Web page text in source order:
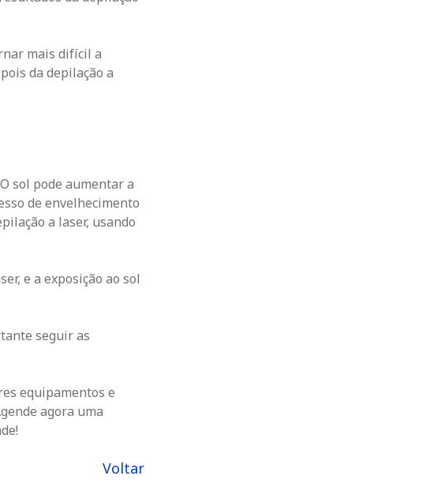
mais difícil a
da depilação a
sol pode aumentar a
de envelhecimento
a laser, usando
e a exposição ao sol
seguir as
equipamentos e
agora uma
Voltar